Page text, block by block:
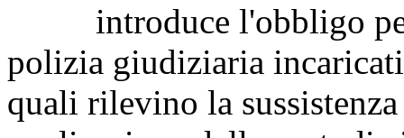
introduce l'obbligo
polizia giudiziaria
quali rilevino la